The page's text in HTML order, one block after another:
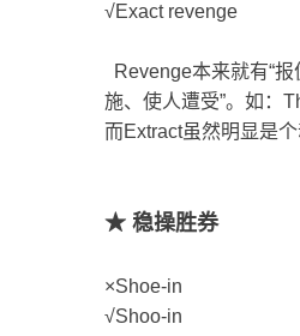
√Exact revenge
Revenge本来就有“
施、使人遭受”。如：
而Extract虽然明显是个
★ 稳操胜券
×Shoe-in
√Shoo-in